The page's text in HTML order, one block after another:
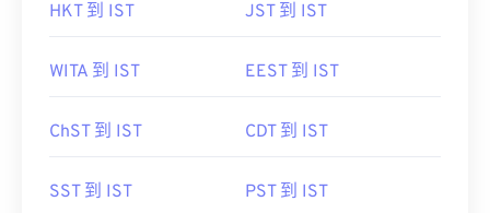
HKT 到 IST JST 到 IST
WITA 到 IST EEST 到 IST
ChST 到 IST CDT 到 IST
SST 到 IST PST 到 IST